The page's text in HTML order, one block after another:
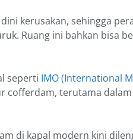
kerusakan, sehingga
Ruang ini bahkan bisa
seperti IMO (International
terutama dalam
di kapal modern kini